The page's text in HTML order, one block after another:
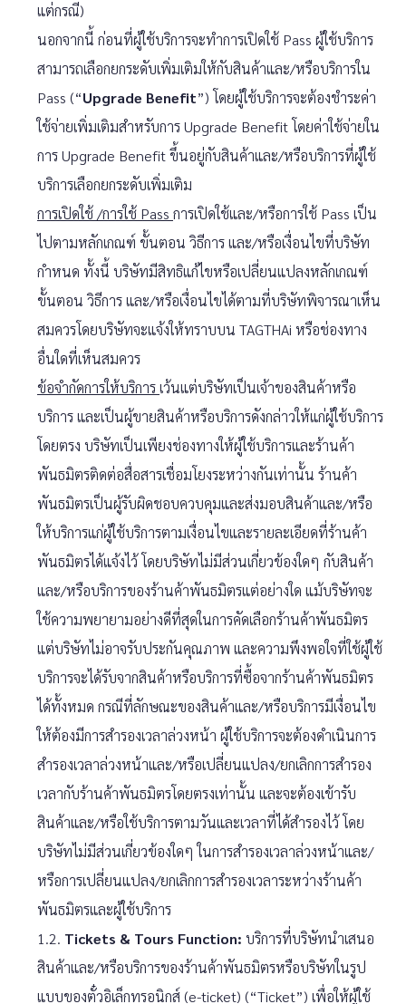
แต่กรณี)
นอกจากนี้ ก่อนที่ผู้ใช้บริการจะทําการเปิดใช้ Pass ผู้ใช้บริการ
สามารถเลือกยกระดับเพิ่มเติมให้กับสินค้าและ/หรือบริการใน
Pass (“Upgrade Benefit”) โดยผู้ใช้บริการจะต้องชําระค่า
ใช้จ่ายเพิ่มเติมสําหรับการ Upgrade Benefit โดยค่าใช้จ่ายใน
การ Upgrade Benefit ขึ้นอยู่กับสินค้าและ/หรือบริการที่ผู้ใช้
บริการเลือกยกระดับเพิ่มเติม
การเปิดใช้ /การใช้ Pass การเปิดใช้และ/หรือการใช้ Pass เป็น
ไปตามหลักเกณฑ์ ขั้นตอน วิธีการ และ/หรือเงื่อนไขที่บริษัท
กำหนด ทั้งนี้ บริษัทมีสิทธิแก้ไขหรือเปลี่ยนแปลงหลักเกณฑ์
ขั้นตอน วิธีการ และ/หรือเงื่อนไขได้ตามที่บริษัทพิจารณาเห็น
สมควรโดยบริษัทจะแจ้งให้ทราบบน TAGTHAi หรือช่องทาง
อื่นใดที่เห็นสมควร
ข้อจำกัดการให้บริการเว้นแต่บริษัทเป็นเจ้าของสินค้าหรือ
บริการ และเป็นผู้ขายสินค้าหรือบริการดังกล่าวให้แก่ผู้ใช้บริการ
โดยตรง บริษัทเป็นเพียงช่องทางให้ผู้ใช้บริการและร้านค้า
พันธมิตรติดต่อสื่อสารเชื่อมโยงระหว่างกันเท่านั้น ร้านค้า
พันธมิตรเป็นผู้รับผิดชอบควบคุมและส่งมอบสินค้าและ/หรือ
ให้บริการแก่ผู้ใช้บริการตามเงื่อนไขและรายละเอียดที่ร้านค้า
พันธมิตรได้แจ้งไว้ โดยบริษัทไม่มีส่วนเกี่ยวข้องใดๆ กับสินค้า
และ/หรือบริการของร้านค้าพันธมิตรแต่อย่างใด แม้บริษัทจะ
ใช้ความพยายามอย่างดีที่สุดในการคัดเลือกร้านค้าพันธมิตร
แต่บริษัทไม่อาจรับประกันคุณภาพ และความพึงพอใจที่ใช้ผู้ใช้
บริการจะได้รับจากสินค้าหรือบริการที่ซื้อจากร้านค้าพันธมิตร
ได้ทั้งหมด กรณีที่ลักษณะของสินค้าและ/หรือบริการมีเงื่อนไข
ให้ต้องมีการสำรองเวลาล่วงหน้า ผู้ใช้บริการจะต้องดำเนินการ
สำรองเวลาล่วงหน้าและ/หรือเปลี่ยนแปลง/ยกเลิกการสำรอง
เวลากับร้านค้าพันธมิตรโดยตรงเท่านั้น และจะต้องเข้ารับ
สินค้าและ/หรือใช้บริการตามวันและเวลาที่ได้สำรองไว้ โดย
บริษัทไม่มีส่วนเกี่ยวข้องใดๆ ในการสำรองเวลาล่วงหน้าและ/
หรือการเปลี่ยนแปลง/ยกเลิกการสำรองเวลาระหว่างร้านค้า
พันธมิตรและผู้ใช้บริการ
1.2. Tickets & Tours Function: บริการที่บริษัทนำเสนอ
สินค้าและ/หรือบริการของร้านค้าพันธมิตรหรือบริษัทในรูป
แบบของตั๋วอิเล็กทรอนิกส์ (e-ticket) (“Ticket”) เพื่อให้ผู้ใช้